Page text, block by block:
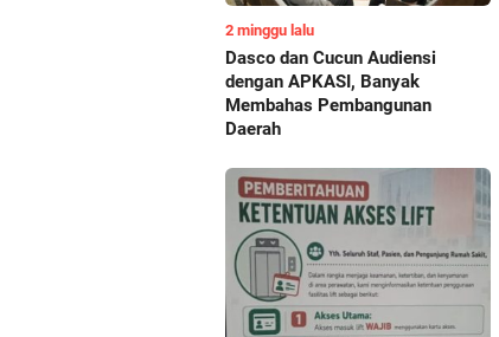
2 minggu lalu
Dasco dan Cucun Audiensi
dengan APKASI, Banyak
Membahas Pembangunan
Daerah